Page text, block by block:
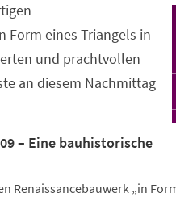
Form eines Triangels in
und prachtvollen
an diesem Nachmittag
– Eine bauhistorische
Renaissancebauwerk „in